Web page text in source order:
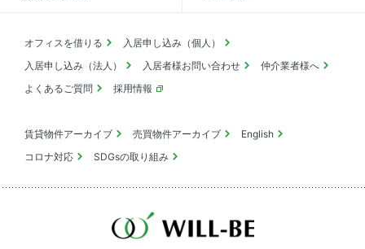
オフィスを借りる
入居申し込み（個人）
入居申し込み（法人）
入居者様お問い合わせ
仲介業者様へ
よくあるご質問
採用情報
賃貸物件アーカイブ 売買物件アーカイブ
English
コロナ対応
SDGsの取り組み